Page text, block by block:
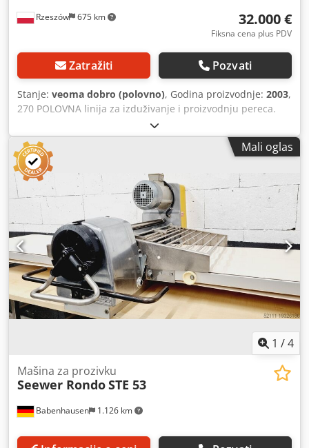
Rzeszów 675 km 32.000 €
Fiksna cena plus PDV
Zatražiti Pozvati
Stanje: veoma dobro (polovno), Godina proizvodnje: 2003,
270 POLOVNA linija za izduživanje i proizvodnju pereca.
TEHNIČKI PODACI: - kapacitet: 1500 kom/h, - snaga: 400 V,
3,5 kVA NAPOMENA: Uz set je dostupna delilica-
zaokruživač WP Multimatic (cena: 5.000 € bez PDV-a).
Navedena cena je bez PDV-a. GOVORIMO ENGLESKI,
NEMAČKI, FRANCUSKI, RUSKI I UKRAJINSKI. Dcjdpfeydd
Raex Alnjk U našoj ponudi nalaze se pekarske peći, etažne
peći, kolica peći, poslastičarske peći, trgovinske peći,
pekarske mašine, linije za hleb, linije za zemičke, linije za
kolače, linije za kroasane, mašine za bagete, mikseri,
spiralne mešalice, valjci, roglikare. Pogledajte sve naše
oglase.
Mali oglas
1 /4
Babenhausen 1.126 km
Mašina za prozivku
Seewer RondoSTE 53